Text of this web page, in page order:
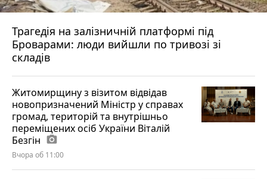
Трагедія на залізничній платформі під
Броварами: люди вийшли по тривозі зі
складів
Житомирщину з візитом відвідав
новопризначений Міністр у справах
громад, територій та внутрішньо
переміщених осіб України Віталій
Безгін photo_camera
Вчора об 11:00